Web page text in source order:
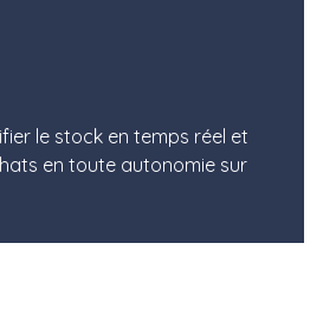
le stock en temps réel et
en toute autonomie sur